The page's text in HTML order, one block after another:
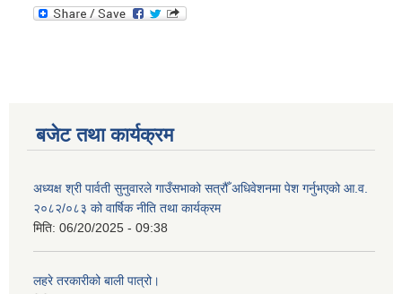
बजेट तथा कार्यक्रम
अध्यक्ष श्री पार्वती सुनुवारले गाउँसभाको सत्रौँ अधिवेशनमा पेश गर्नुभएको आ.व.
२०८२/०८३ को वार्षिक नीति तथा कार्यक्रम
मिति: 06/20/2025 - 09:38
लहरे तरकारीको बाली पात्रो।